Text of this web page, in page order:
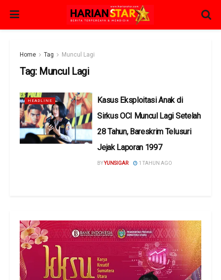
Home Tag Muncul Lagi
Tag: Muncul Lagi
HEADLINE
Kasus Eksploitasi Anak di
Sirkus OCI Muncul Lagi Setelah
28 Tahun, Bareskrim Telusuri
Jejak Laporan 1997
BYYUNSIGAR 1 TAHUN AGO